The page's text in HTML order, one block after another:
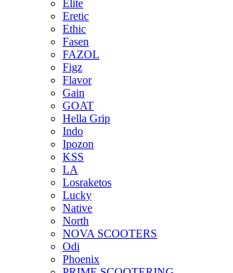
Elite
Eretic
Ethic
Fasen
FAZOL
Figz
Flavor
Gain
GOAT
Hella Grip
Indo
Ipozon
KSS
LA
Losraketos
Lucky
Native
North
NOVA SCOOTERS
Odi
Phoenix